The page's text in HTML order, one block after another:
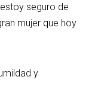
seguro de
mujer que hoy
y